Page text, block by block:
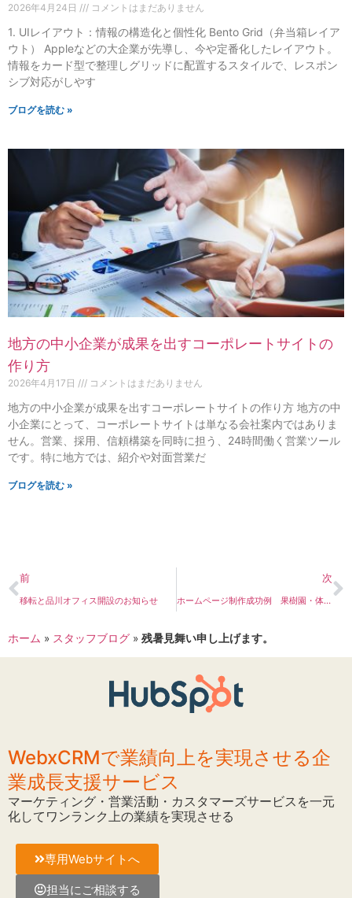
2026年4月24日 コメントはまだありません
1. UIレイアウト：情報の構造化と個性化 Bento Grid（弁当箱レイア
ウト） Appleなどの大企業が先導し、今や定番化したレイアウト。
情報をカード型で整理しグリッドに配置するスタイルで、レスポン
シブ対応がしやす
ブログを読む »
地方の中小企業が成果を出すコーポレートサイトの
作り方
2026年4月17日 コメントはまだありません
地方の中小企業が成果を出すコーポレートサイトの作り方 地方の中
小企業にとって、コーポレートサイトは単なる会社案内ではありま
せん。営業、採用、信頼構築を同時に担う、24時間働く営業ツール
です。特に地方では、紹介や対面営業だ
ブログを読む »
前
移転と品川オフィス開設のお知らせ
次
ホームページ制作成功例 果樹園・体験型農業
ホーム » スタッフブログ » 残暑見舞い申し上げます。
WebxCRMで業績向上を実現させる企
業成長支援サービス
マーケティング・営業活動・カスタマーズサービスを一元
化してワンランク上の業績を実現させる
専用Webサイトへ
担当にご相談する